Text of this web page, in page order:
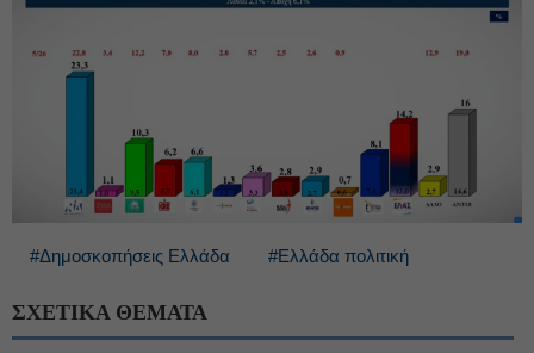
#Δημοσκοπήσεις Ελλάδα #Ελλάδα πολιτική
ΣΧΕΤΙΚΑ ΘΕΜΑΤΑ